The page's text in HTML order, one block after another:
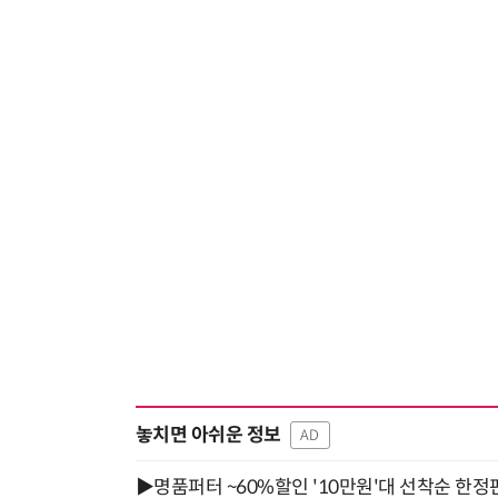
놓치면 아쉬운 정보 AD
▶명품퍼터 ~60%할인 '10만원'대 선착순 한정